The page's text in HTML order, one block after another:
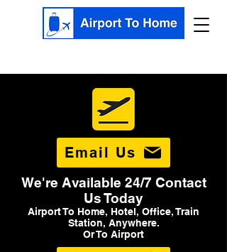
Email Us
We're Available 24/7 Contact
Us Today
Airport To Home, Hotel, Office, Train
Station, Anywhere.
Or To Airport